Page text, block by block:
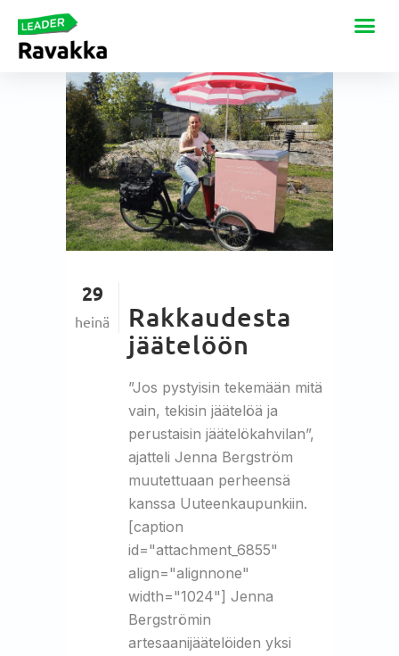
29
heinä
Rakkaudesta
jäätelöön
”Jos pystyisin tekemään mitä
vain, tekisin jäätelöä ja
perustaisin jäätelökahvilan”,
ajatteli Jenna Bergström
muutettuaan perheensä
kanssa Uuteenkaupunkiin.
[caption
id="attachment_6855"
align="alignnone"
width="1024"] Jenna
Bergströmin
artesaanijäätelöiden yksi